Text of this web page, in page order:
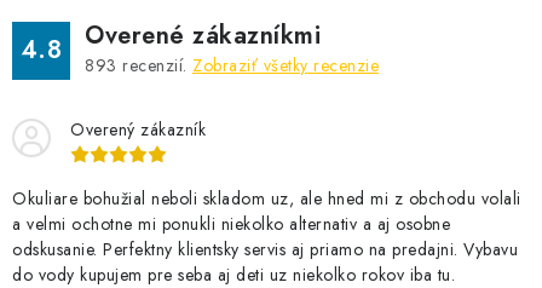
4.8 Overené zákazníkmi
893 recenzií. Zobraziť všetky recenzie
Overený zákazník
Okuliare bohužial neboli skladom uz, ale hned mi z obchodu volali
a velmi ochotne mi ponukli niekolko alternativ a aj osobne
odskusanie. Perfektny klientsky servis aj priamo na predajni. Vybavu
do vody kupujem pre seba aj deti uz niekolko rokov iba tu.